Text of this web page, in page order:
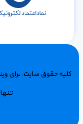
کلیه حقوق سایت، برای